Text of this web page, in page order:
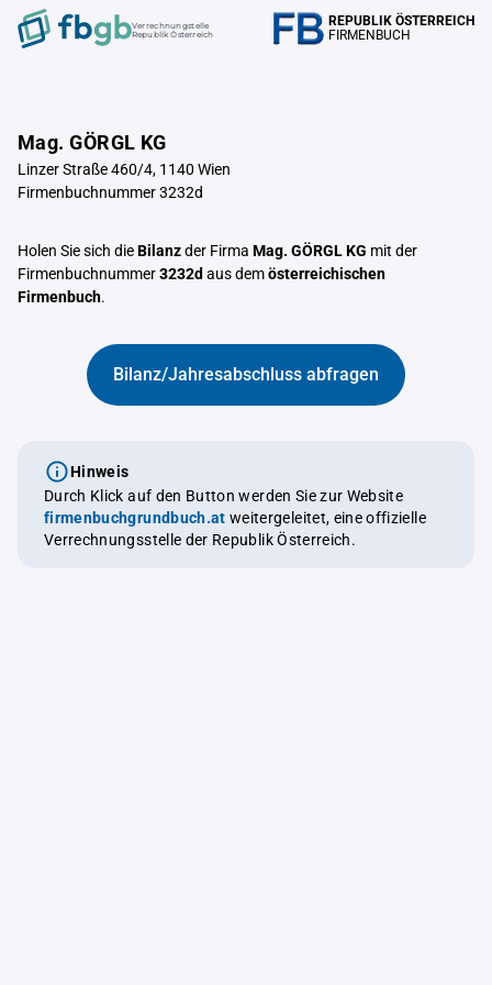
Verrechnungstelle
Republik Österreich
REPUBLIK ÖSTERREICH
FIRMENBUCH
Mag. GÖRGL KG
Linzer Straße 460/4, 1140 Wien
Firmenbuchnummer 3232d
Holen Sie sich dieBilanzder Firma Mag. GÖRGL KG mit der
Firmenbuchnummer3232d aus demösterreichischen
Firmenbuch.
Bilanz/Jahresabschluss abfragen
Hinweis
Durch Klick auf den Button werden Sie zur Website
firmenbuchgrundbuch.at weitergeleitet, eine offizielle
Verrechnungsstelle der Republik Österreich.